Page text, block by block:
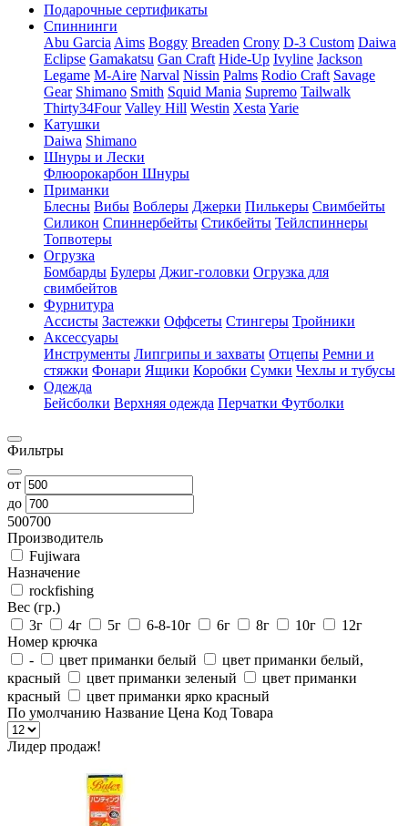
Подарочные сертификаты
Спиннинги
Abu Garcia Aims Boggy Breaden Crony D-3 Custom Daiwa
Eclipse Gamakatsu Gan Craft Hide-Up Ivyline Jackson
Legame M-Aire Narval Nissin Palms Rodio Craft Savage
Gear Shimano Smith Squid Mania Supremo Tailwalk
Thirty34Four Valley Hill Westin Xesta Yarie
Катушки
Daiwa Shimano
Шнуры и Лески
Флюорокарбон Шнуры
Приманки
Блесны Вибы Воблеры Джерки Пилькеры Свимбейты
Силикон Спиннербейты Стикбейты Тейлспиннеры
Топвотеры
Огрузка
Бомбарды Булеры Джиг-головки Огрузка для
свимбейтов
Фурнитура
Ассисты Застежки Оффсеты Стингеры Тройники
Аксессуары
Инструменты Липгрипы и захваты Отцепы Ремни и
стяжки Фонари Ящики Коробки Сумки Чехлы и тубусы
Одежда
Бейсболки Верхняя одежда Перчатки Футболки
Фильтры
от
до
500700
Производитель
Fujiwara
Назначение
rockfishing
Вес (гр.)
3г
4г 5г 6-8-10г 6г 8г 10г
12г
Номер крючка
-
цвет приманки белый
цвет приманки белый,
красный
цвет приманки зеленый
цвет приманки
красный
цвет приманки ярко красный
По умолчанию Название Цена Код Товара
Лидер продаж!